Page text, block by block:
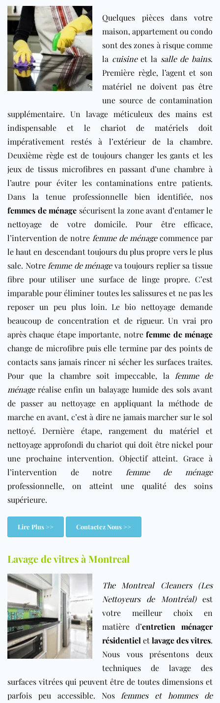
Quelques pièces dans votre
maison, appartement ou condo
sont des zones à risque comme
la cuisineet la salle de bains.
Première règle, l’agent et son
matériel ne doivent pas être
une source de contamination
supplémentaire. Un lavage méticuleux des mains est
indispensable et le chariot de matériels doit
impérativement restés à l’extérieur de la chambre.
Deuxième règle est de toujours changer les gants et les
jeux de tissus microfibres en passant d’une chambre à
l’autre pour éviter les contaminations entre patients.
Dans la tenue professionnelle bien identifiée, nos
femmes de ménage sécurisent la zone avant d’entamer le
nettoyage de votre domicile. Pour être efficace,
l’intervention de notre femme de ménagecommence par
le haut en descendant toujours du plus propre vers le plus
sale. Notre femme de ménageva toujours replier sa tissue
fibre pour utiliser une surface de linge propre. C’est
imparable pour éliminer toutes les salissures et ne pas les
reposer un peu plus loin. Le bio nettoyage demande
beaucoup de concentration et de rigueur. Un vrai pro
après chaque étape importante, notrefemme de ménage
change de microfibre puis elle termine par des points de
contacts sans jamais rincer ni sécher les surfaces traites.
Pour que la chambre soit impeccable, la
femme de
ménageréalise enfin un balayage humide des sols avant
de passer au nettoyage en appliquant la méthode de
marche en avant, c’est à dire ne jamais marcher sur le sol
nettoyé. Dernière étape, rangement du matériel et
nettoyage approfondi du chariot qui doit être nickel pour
une prochaine intervention. Objectif atteint. Grace à
l’intervention de notre
femme de ménage
professionnelle, on atteint une qualité des soins
supérieure.
Lire Plus >> Contactez Nous >>
Lavage de vitres à Montreal
The Montreal Cleaners (Les
Nettoyeurs de Montréal)est
votre meilleur choix en
matière d’entretien ménager
résidentiel etlavage des vitres.
Nous vous présentons deux
techniques de lavage des
surfaces vitrées qui peuvent être de toutes dimensions et
parfois peu accessible. Nos femmes et hommes de